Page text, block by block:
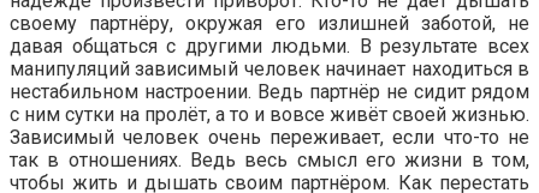
своему партнёру, окружая его излишней заботой, не
давая общаться с другими людьми. В результате всех
манипуляций зависимый человек начинает находиться в
нестабильном настроении. Ведь партнёр не сидит рядом
с ним сутки на пролёт, а то и вовсе живёт своей жизнью.
Зависимый человек очень переживает, если что-то не
так в отношениях. Ведь весь смысл его жизни в том,
чтобы жить и дышать своим партнёром. Как перестать